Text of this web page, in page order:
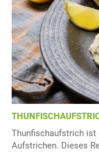
Thunfischaufstrich ist
Aufstrichen. Dieses